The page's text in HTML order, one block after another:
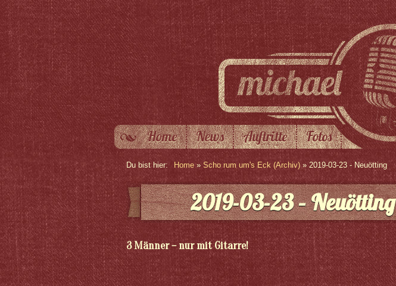
Home News Auftritte Fotos
Du bist hier: Home» Scho rum um's Eck (Archiv)» 2019-03-23 - Neuötting
2019-03-23 – Neuötting
3 Männer – nur mit Gitarre!